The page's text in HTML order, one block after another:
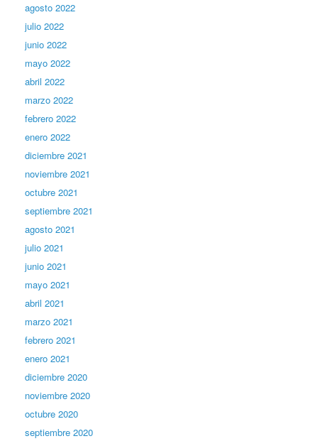
agosto 2022
julio 2022
junio 2022
mayo 2022
abril 2022
marzo 2022
febrero 2022
enero 2022
diciembre 2021
noviembre 2021
octubre 2021
septiembre 2021
agosto 2021
julio 2021
junio 2021
mayo 2021
abril 2021
marzo 2021
febrero 2021
enero 2021
diciembre 2020
noviembre 2020
octubre 2020
septiembre 2020